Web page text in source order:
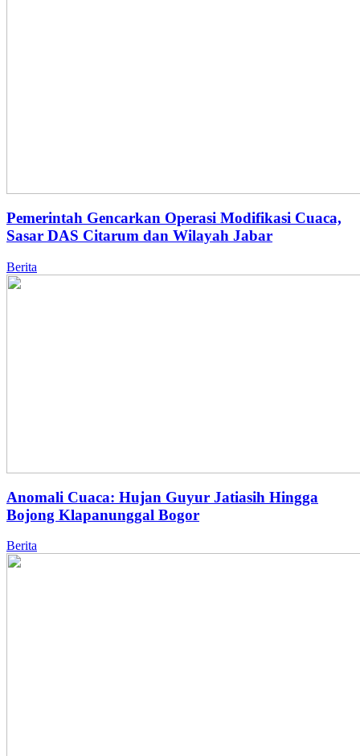
Pemerintah Gencarkan Operasi Modifikasi Cuaca,
Sasar DAS Citarum dan Wilayah Jabar
Berita
Anomali Cuaca: Hujan Guyur Jatiasih Hingga
Bojong Klapanunggal Bogor
Berita